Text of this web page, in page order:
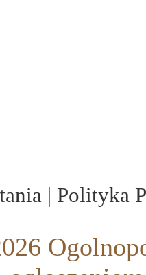
| Polityka